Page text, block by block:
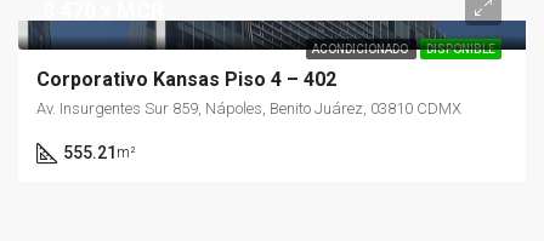
ACONDICIONADO DISPONIBLE
Corporativo Kansas Piso 4 – 402
Av. Insurgentes Sur 859, Nápoles, Benito Juárez, 03810 CDMX
555.21 m²